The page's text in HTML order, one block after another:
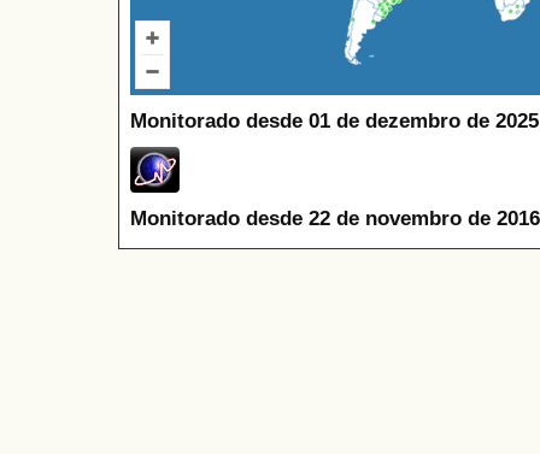
Monitorado desde 01 de dezembro de
Monitorado desde 22 de novembro de